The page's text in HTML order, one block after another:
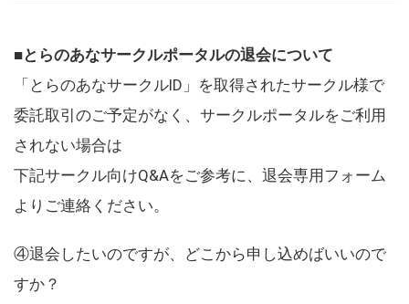
■とらのあなサークルポータルの退会について
「とらのあなサークルID」を取得されたサークル様で
委託取引のご予定がなく、サークルポータルをご利用
されない場合は
下記サークル向けQ&Aをご参考に、退会専用フォーム
よりご連絡ください。
④退会したいのですが、どこから申し込めばいいので
すか？